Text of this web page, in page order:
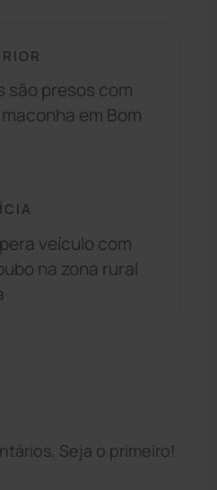
são presos com
em Bom
veículo com
na zona rural
Seja o primeiro!